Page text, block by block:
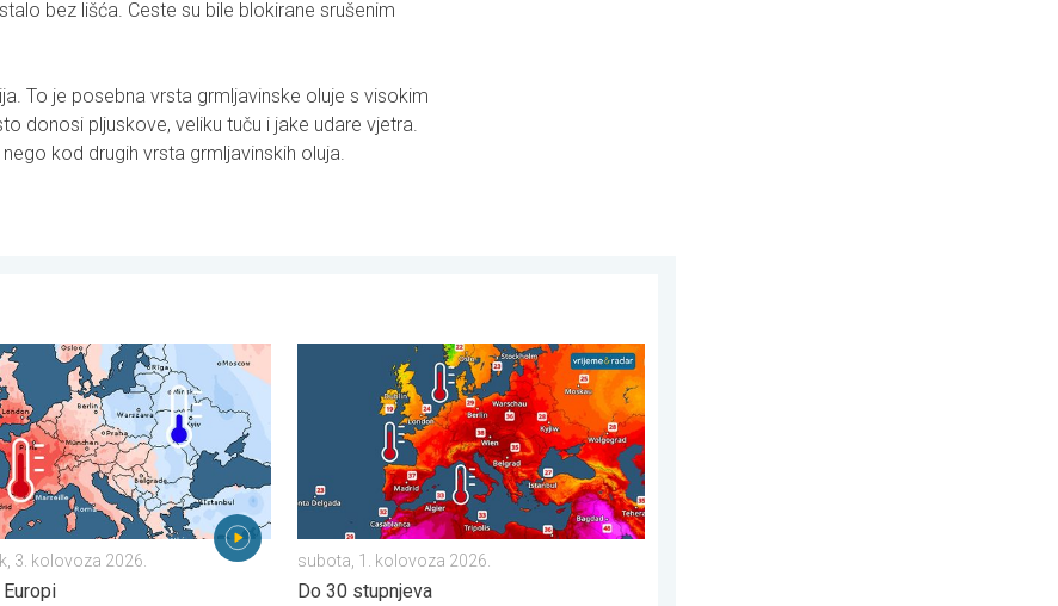
bez lišća. Ceste su bile blokirane srušenim
To je posebna vrsta grmljavinske oluje s visokim
donosi pljuskove, veliku tuču i jake udare vjetra.
kod drugih vrsta grmljavinskih oluja.
24. srpnja 2026.
u vremenu u srpnju. Razlike u Europi. . . ponedjeljak, 3. kolovoza 2026.
3. kolovoza 2026.
Europska mora neobično topla. Do 30 stupnjeva. . . subota, 1. kolovoza 2026.
subota, 1. kolovoza 2026.
Do 30 stupnjeva